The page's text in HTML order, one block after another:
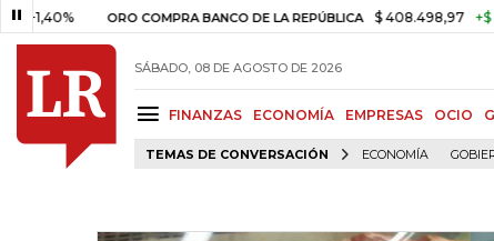
ORO COMPRA BANCO DE LA REPÚBLICA $ 408.498,97 +$ 8.753,81
SÁBADO, 08 DE AGOSTO DE 2026
FINANZAS ECONOMÍA EMPRESAS OCIO
TEMAS DE CONVERSACIÓN ECONOMÍA